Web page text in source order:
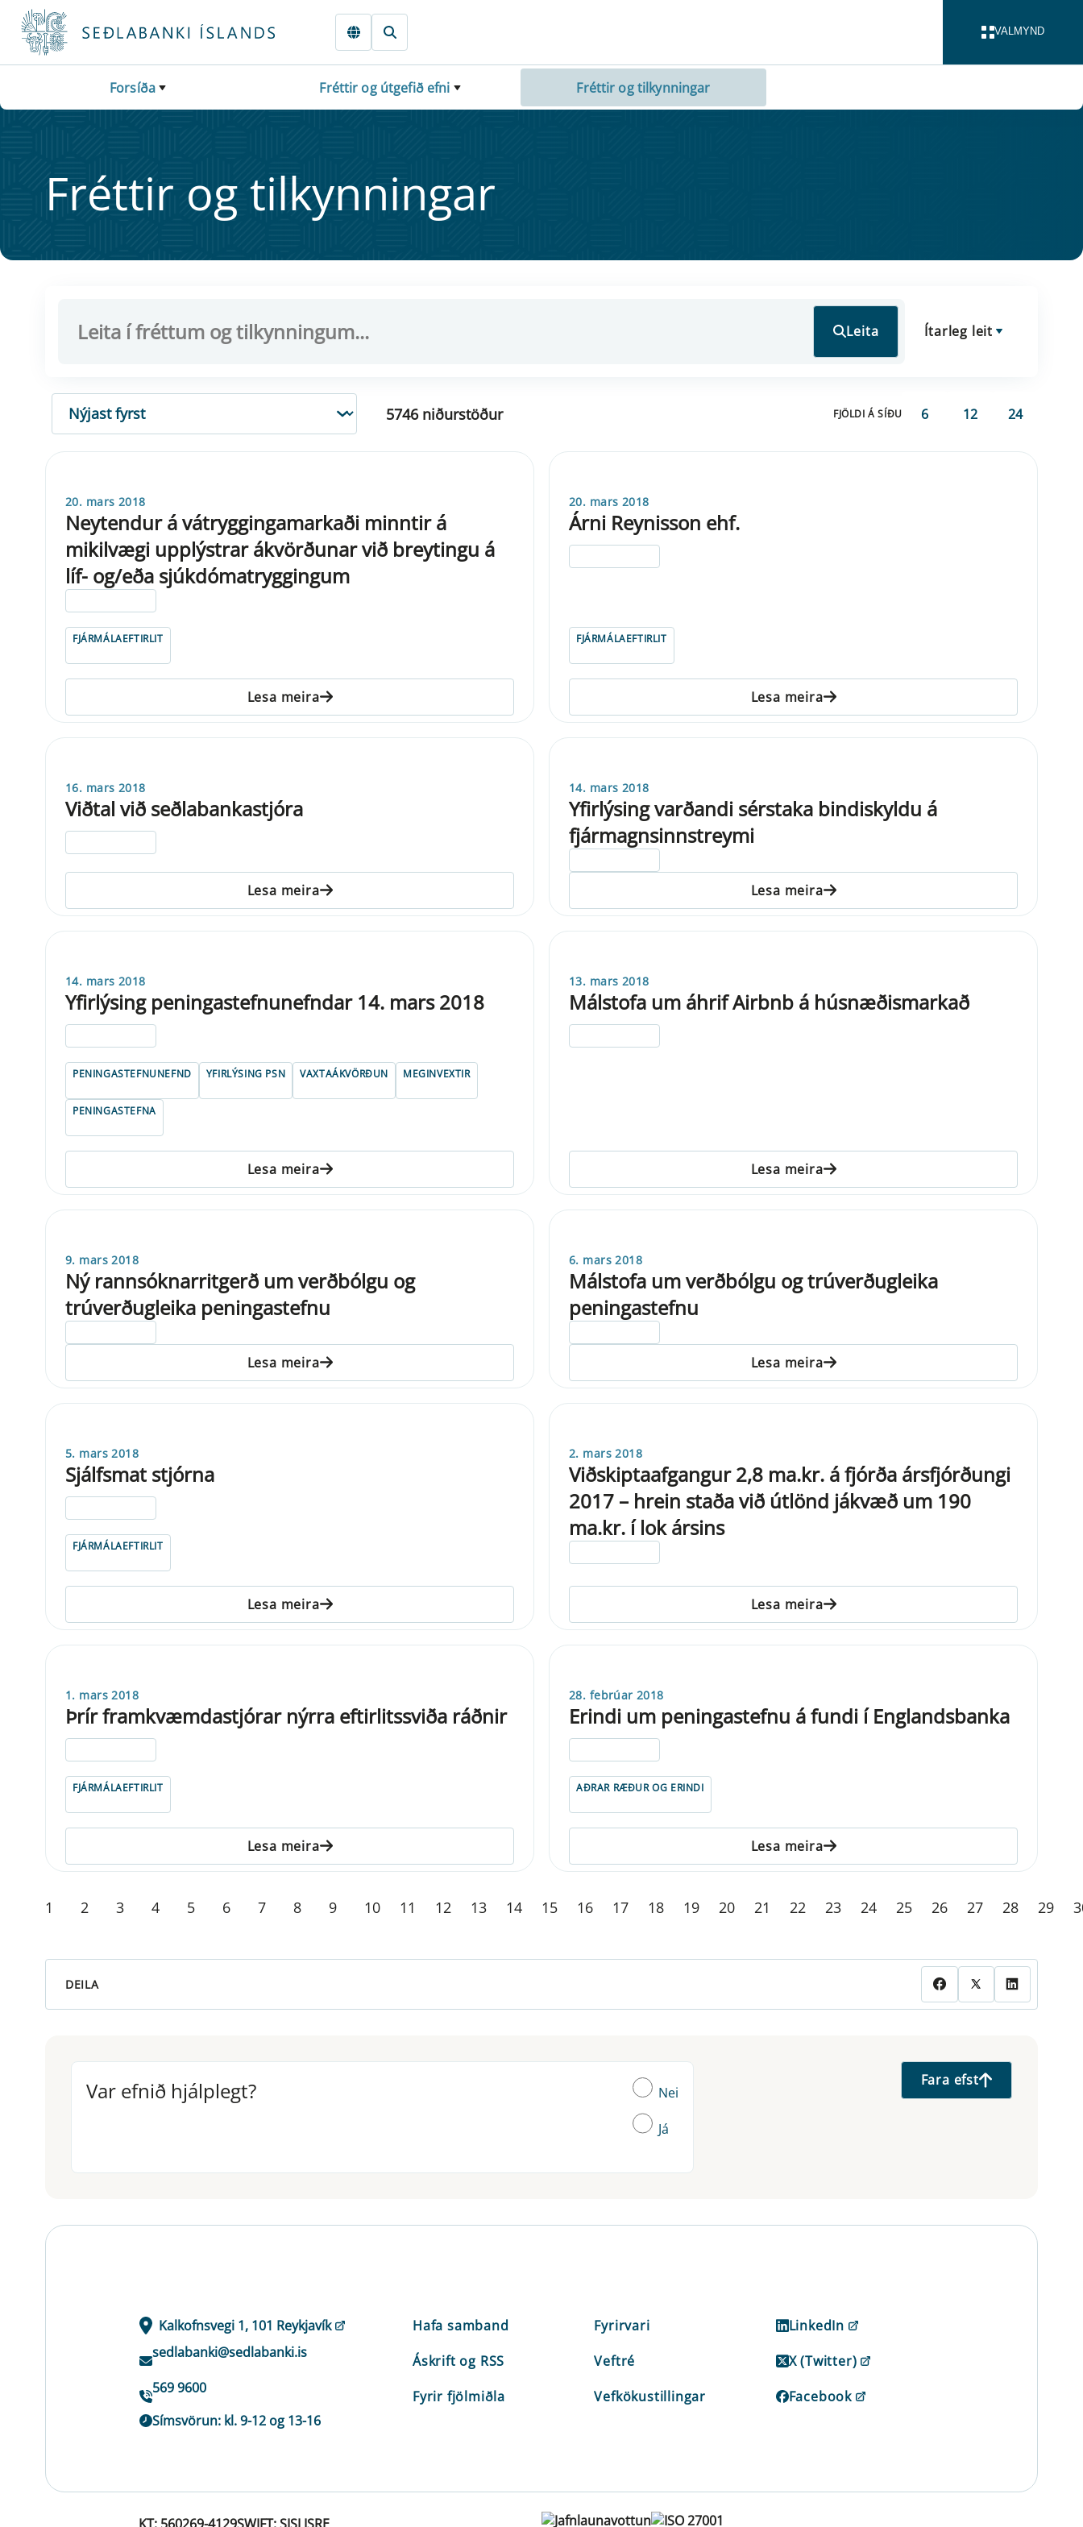
Fara beint í Meginmál
VALMYND
Forsíða Fréttir og útgefið efni Fréttir og tilkynningar
Frétt­ir og til­kynn­ing­ar
Leita Ítarleg leit
RÖÐUN
5746 niðurstöður FJÖLDI Á SÍÐU 6 12 24
20. mars 2018
Neytendur á vátryggingamarkaði minntir á
mikilvægi upplýstrar ákvörðunar við breytingu á
líf- og/eða sjúkdómatryggingum
FJÁRMÁLAEFTIRLIT
Lesa meira
20. mars 2018
Árni Reynisson ehf.
FJÁRMÁLAEFTIRLIT
Lesa meira
16. mars 2018
Viðtal við seðlabankastjóra
Lesa meira
14. mars 2018
Yfirlýsing varðandi sérstaka bindiskyldu á
fjármagnsinnstreymi
Lesa meira
14. mars 2018
Yfirlýsing peningastefnunefndar 14. mars 2018
PENINGASTEFNUNEFND YFIRLÝSING PSN VAXTAÁKVÖRÐUN MEGINVEXTIR
PENINGASTEFNA
Lesa meira
13. mars 2018
Málstofa um áhrif Airbnb á húsnæðismarkað
Lesa meira
9. mars 2018
Ný rannsóknarritgerð um verðbólgu og
trúverðugleika peningastefnu
Lesa meira
6. mars 2018
Málstofa um verðbólgu og trúverðugleika
peningastefnu
Lesa meira
5. mars 2018
Sjálfsmat stjórna
FJÁRMÁLAEFTIRLIT
Lesa meira
2. mars 2018
Viðskiptaafgangur 2,8 ma.kr. á fjórða ársfjórðungi
2017 – hrein staða við útlönd jákvæð um 190
ma.kr. í lok ársins
Lesa meira
1. mars 2018
Þrír framkvæmdastjórar nýrra eftirlitssviða ráðnir
FJÁRMÁLAEFTIRLIT
Lesa meira
28. febrúar 2018
Erindi um peningastefnu á fundi í Englandsbanka
AÐRAR RÆÐUR OG ERINDI
Lesa meira
1 2 3 4 5 6 7 8 9 10 11 12 13 14 15 16 17 18 19 20 21 22 23 24 25 26 27 28 29
DEILA
Var efnið hjálplegt?
Var efnið hjálplegt? Nei
Já
Fara efst
Kalkofnsvegi 1, 101 Reykjavík
sedlabanki@sedlabanki.is
569 9600
Símsvörun: kl. 9-12 og 13-16
Hafa samband
Áskrift og RSS
Fyrir fjölmiðla
Fyrirvari
Veftré
Vefkökustillingar
LinkedIn
X (Twitter)
Facebook